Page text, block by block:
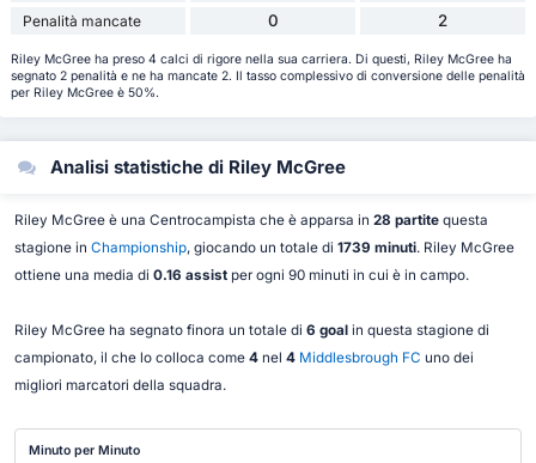
Penalità mancate 0 2
Riley McGree ha preso 4 calci di rigore nella sua carriera. Di questi, Riley McGree ha
segnato 2 penalità e ne ha mancate 2. Il tasso complessivo di conversione delle penalità
per Riley McGree è 50%.
Analisi statistiche di Riley McGree
Riley McGree è una Centrocampista che è apparsa in 28 partitequesta
stagione in Championship, giocando un totale di 1739 minuti. Riley McGree
ottiene una media di 0.16 assistper ogni 90 minuti in cui è in campo.
Riley McGree ha segnato finora un totale di 6 goalin questa stagione di
campionato, il che lo colloca come 4nel 4 Middlesbrough FC uno dei
migliori marcatori della squadra.
Minuto per Minuto